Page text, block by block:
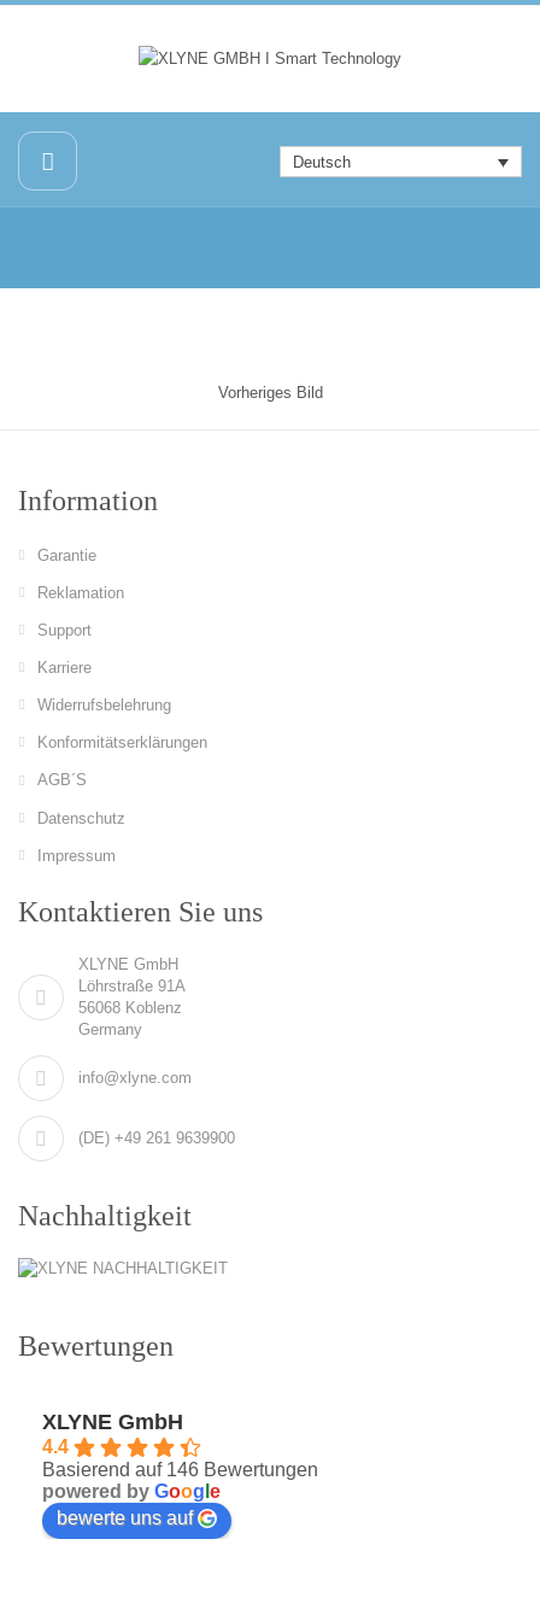
Deutsch
Vorheriges Bild
Information
Garantie
Reklamation
Support
Karriere
Widerrufsbelehrung
Konformitätserklärungen
AGB´S
Datenschutz
Impressum
Kontaktieren Sie uns
XLYNE GmbH
Löhrstraße 91A
56068 Koblenz
Germany
info@xlyne.com
(DE) +49 261 9639900
Nachhaltigkeit
Bewertungen
XLYNE GmbH
4.4
Basierend auf 146 Bewertungen
powered by Goog e
bewerte uns auf